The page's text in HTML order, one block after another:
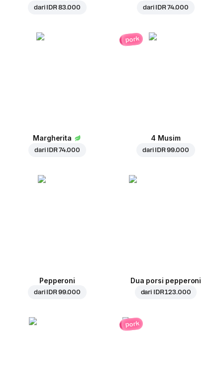
dari IDR 83.000 dari IDR 74.000
Margherita
dari IDR 74.000
pork
4 Musim
dari IDR 99.000
Pepperoni
dari IDR 99.000
Dua porsi pepperoni
dari IDR 123.000
pork